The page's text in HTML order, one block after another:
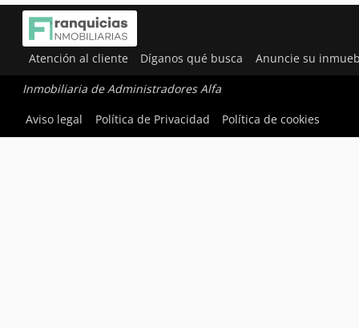
Atención al cliente Díganos qué busca Anuncie su
Inmobiliaria de Administradores Alfa
Aviso legal
Política de Privacidad Política de cookies